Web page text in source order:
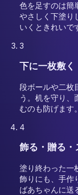
色を足すのは簡
やさしく下塗り
いくときれいで
3
下に一枚敷く
段ボールや二枚
う。机を守り、
むのも防げます。
4
飾る・贈る・
塗り終わった一
飾りにも、手作
ばあちゃんに送